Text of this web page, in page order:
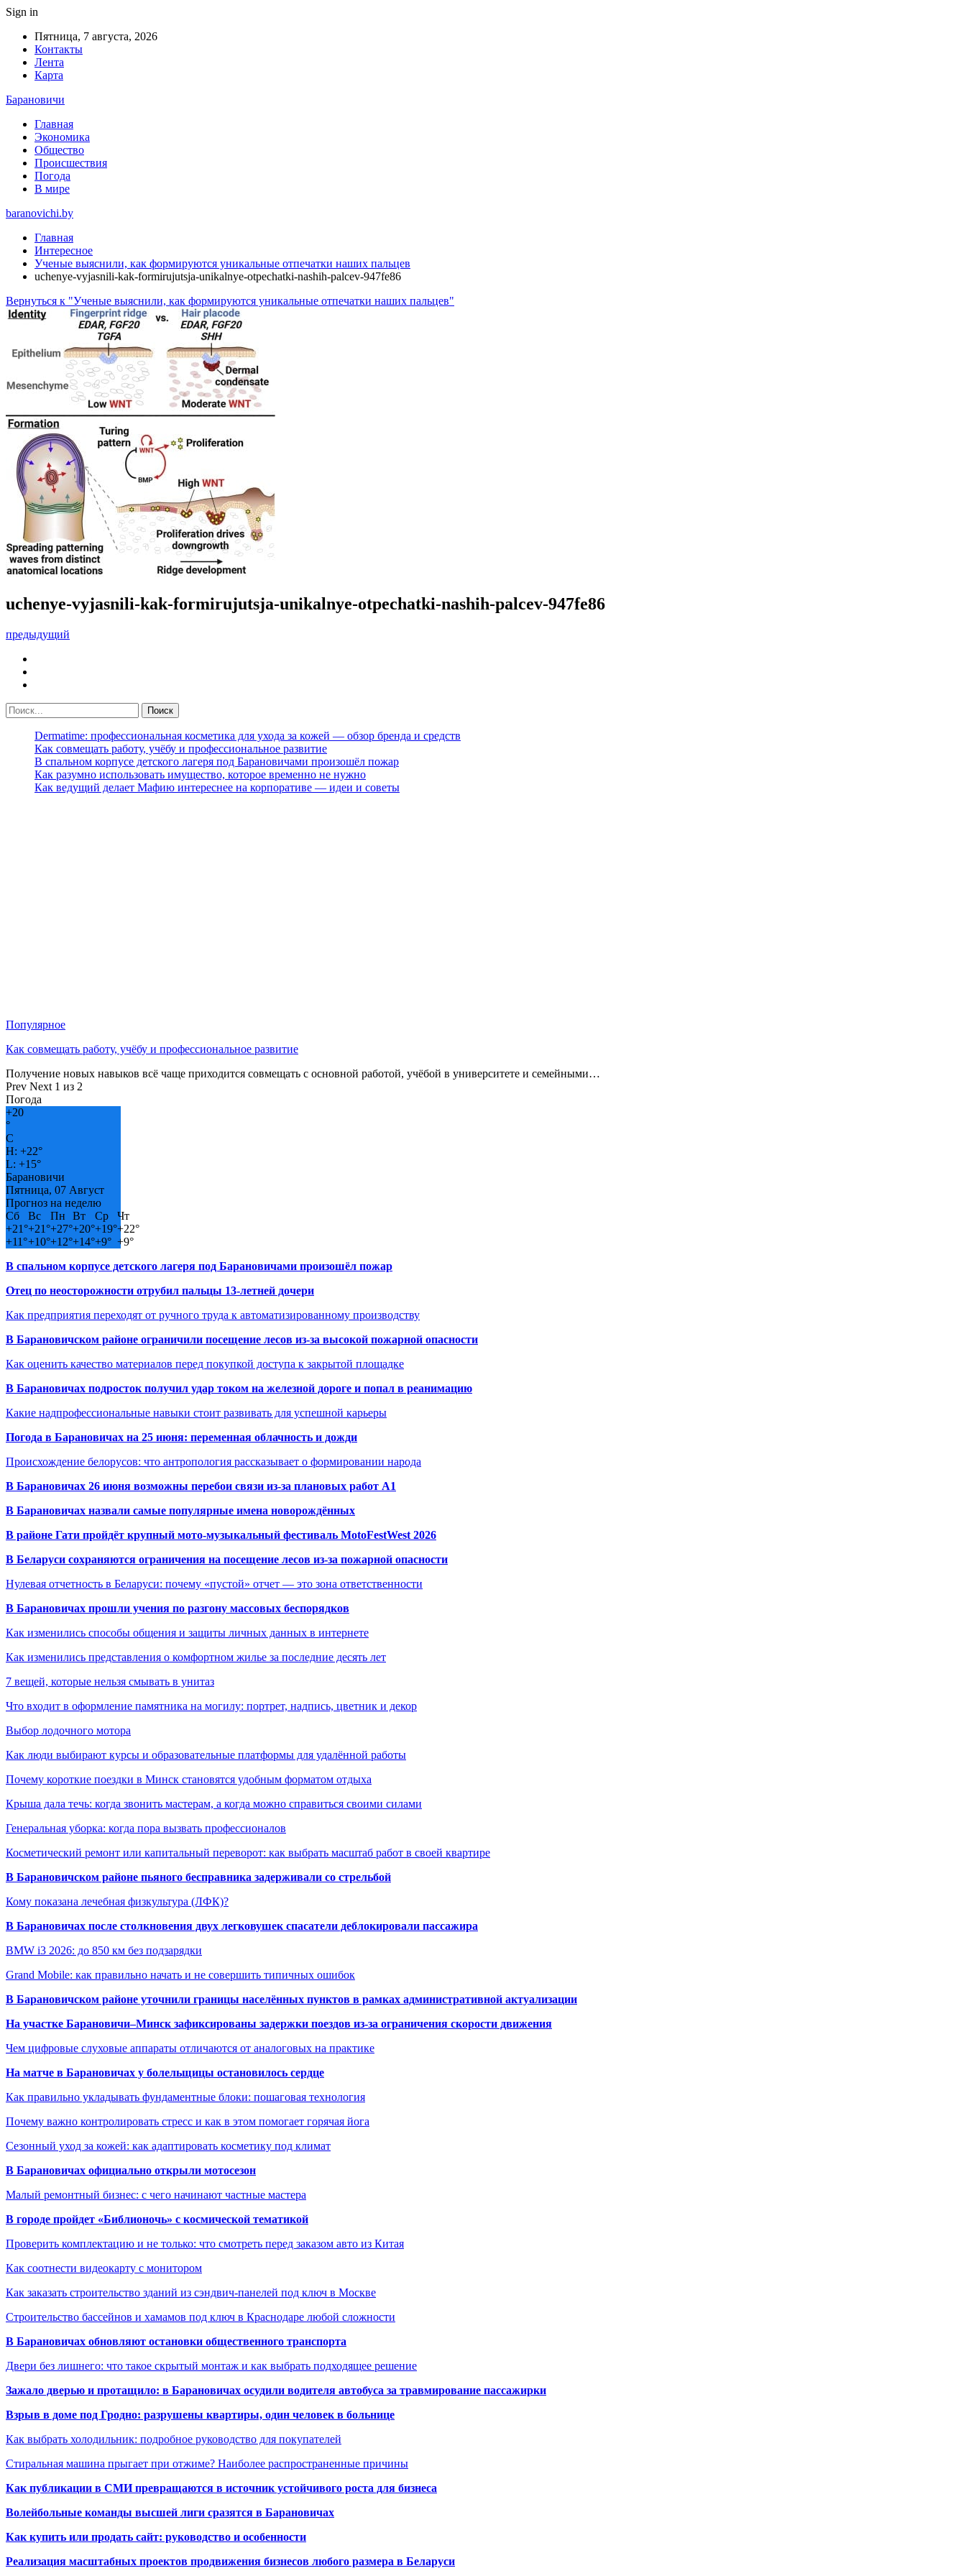
Sign in
Пятница, 7 августа, 2026
Контакты
Лента
Карта
Барановичи
Главная
Экономика
Общество
Происшествия
Погода
В мире
baranovichi.by
Главная
Интересное
Ученые выяснили, как формируются уникальные отпечатки наших пальцев
uchenye-vyjasnili-kak-formirujutsja-unikalnye-otpechatki-nashih-palcev-947fe86
Вернуться к "Ученые выяснили, как формируются уникальные отпечатки наших пальцев"
uchenye-vyjasnili-kak-formirujutsja-unikalnye-otpechatki-nashih-palcev-947fe86
предыдущий
Dermatime: профессиональная косметика для ухода за кожей — обзор бренда и средств
Как совмещать работу, учёбу и профессиональное развитие
В спальном корпусе детского лагеря под Барановичами произошёл пожар
Как разумно использовать имущество, которое временно не нужно
Как ведущий делает Мафию интереснее на корпоративе — идеи и советы
Популярное
Как совмещать работу, учёбу и профессиональное развитие
Получение новых навыков всё чаще приходится совмещать с основной работой, учёбой в университете и семейными…
Prev Next 1 из 2
Погода
+20
°
C
H: +22°
L: +15°
Барановичи
Пятница, 07 Август
Прогноз на неделю
Сб
Вс Пн Вт Ср
Чт
+21°+21°+27°+20°+19°+22°
+11°+10°+12°+14°+9° +9°
В спальном корпусе детского лагеря под Барановичами произошёл пожар
Отец по неосторожности отрубил пальцы 13-летней дочери
Как предприятия переходят от ручного труда к автоматизированному производству
В Барановичском районе ограничили посещение лесов из-за высокой пожарной опасности
Как оценить качество материалов перед покупкой доступа к закрытой площадке
В Барановичах подросток получил удар током на железной дороге и попал в реанимацию
Какие надпрофессиональные навыки стоит развивать для успешной карьеры
Погода в Барановичах на 25 июня: переменная облачность и дожди
Происхождение белорусов: что антропология рассказывает о формировании народа
В Барановичах 26 июня возможны перебои связи из-за плановых работ A1
В Барановичах назвали самые популярные имена новорождённых
В районе Гати пройдёт крупный мото-музыкальный фестиваль MotoFestWest 2026
В Беларуси сохраняются ограничения на посещение лесов из-за пожарной опасности
Нулевая отчетность в Беларуси: почему «пустой» отчет — это зона ответственности
В Барановичах прошли учения по разгону массовых беспорядков
Как изменились способы общения и защиты личных данных в интернете
Как изменились представления о комфортном жилье за последние десять лет
7 вещей, которые нельзя смывать в унитаз
Что входит в оформление памятника на могилу: портрет, надпись, цветник и декор
Выбор лодочного мотора
Как люди выбирают курсы и образовательные платформы для удалённой работы
Почему короткие поездки в Минск становятся удобным форматом отдыха
Крыша дала течь: когда звонить мастерам, а когда можно справиться своими силами
Генеральная уборка: когда пора вызвать профессионалов
Косметический ремонт или капитальный переворот: как выбрать масштаб работ в своей квартире
В Барановичском районе пьяного бесправника задерживали со стрельбой
Кому показана лечебная физкультура (ЛФК)?
В Барановичах после столкновения двух легковушек спасатели деблокировали пассажира
BMW i3 2026: до 850 км без подзарядки
Grand Mobile: как правильно начать и не совершить типичных ошибок
В Барановичском районе уточнили границы населённых пунктов в рамках административной актуализации
На участке Барановичи–Минск зафиксированы задержки поездов из-за ограничения скорости движения
Чем цифровые слуховые аппараты отличаются от аналоговых на практике
На матче в Барановичах у болельщицы остановилось сердце
Как правильно укладывать фундаментные блоки: пошаговая технология
Почему важно контролировать стресс и как в этом помогает горячая йога
Сезонный уход за кожей: как адаптировать косметику под климат
В Барановичах официально открыли мотосезон
Малый ремонтный бизнес: с чего начинают частные мастера
В городе пройдет «Библионочь» с космической тематикой
Проверить комплектацию и не только: что смотреть перед заказом авто из Китая
Как соотнести видеокарту с монитором
Как заказать строительство зданий из сэндвич-панелей под ключ в Москве
Строительство бассейнов и хамамов под ключ в Краснодаре любой сложности
В Барановичах обновляют остановки общественного транспорта
Двери без лишнего: что такое скрытый монтаж и как выбрать подходящее решение
Зажало дверью и протащило: в Барановичах осудили водителя автобуса за травмирование пассажирки
Взрыв в доме под Гродно: разрушены квартиры, один человек в больнице
Как выбрать холодильник: подробное руководство для покупателей
Стиральная машина прыгает при отжиме? Наиболее распространенные причины
Как публикации в СМИ превращаются в источник устойчивого роста для бизнеса
Волейбольные команды высшей лиги сразятся в Барановичах
Как купить или продать сайт: руководство и особенности
Реализация масштабных проектов продвижения бизнесов любого размера в Беларуси